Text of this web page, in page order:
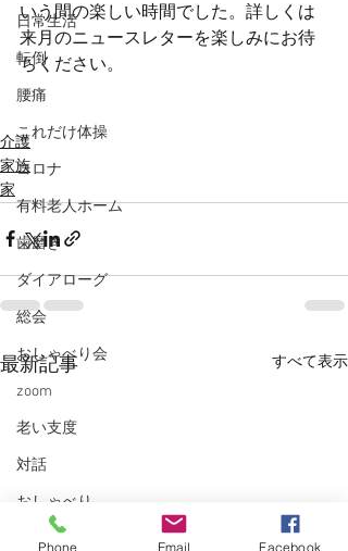
日常生活
転倒
腰痛
これだけ体操
コロナ
有料老人ホーム
歯磨き
ダイアローグ
総会
おしゃべり会
zoom
老い支度
対話
おしゃべり
コロナ
いう間の楽しい時間でした。詳しくは
来月のニュースレターを楽しみにお待
ちください。
介護
家族
家
最新記事 すべて表示
Phone Email Facebook